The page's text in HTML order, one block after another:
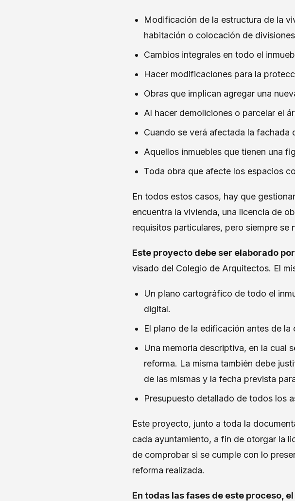
Modificación de la estructura de la
habitación o colocación de
Cambios integrales en todo el
Hacer modificaciones para la
Obras que implican agregar una
Al hacer demoliciones o parcelar el
Cuando se verá afectada la fachada
Aquellos inmuebles que tienen una
Toda obra que afecte los espacios
En todos estos casos, hay que
encuentra la vivienda, una licencia de
requisitos particulares, pero siempre se
Este proyecto debe ser elaborado
visado del Colegio de Arquitectos. El
Un plano cartográfico de todo el
digital.
El plano de la edificación antes de la
Una memoria descriptiva, en la cual
reforma. La misma también debe
de las mismas y la fecha prevista
Presupuesto detallado de todos los
Este proyecto, junto a toda la
cada ayuntamiento, a fin de otorgar la
de comprobar si se cumple con lo
reforma realizada.
En todas las fases de este proceso,